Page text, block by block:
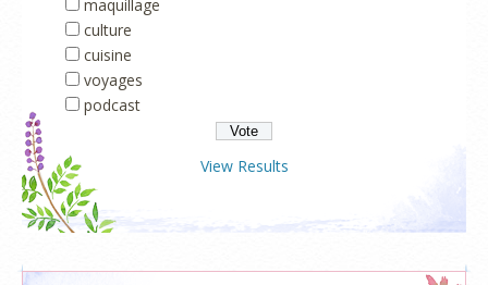
maquillage
culture
cuisine
voyages
podcast
View Results